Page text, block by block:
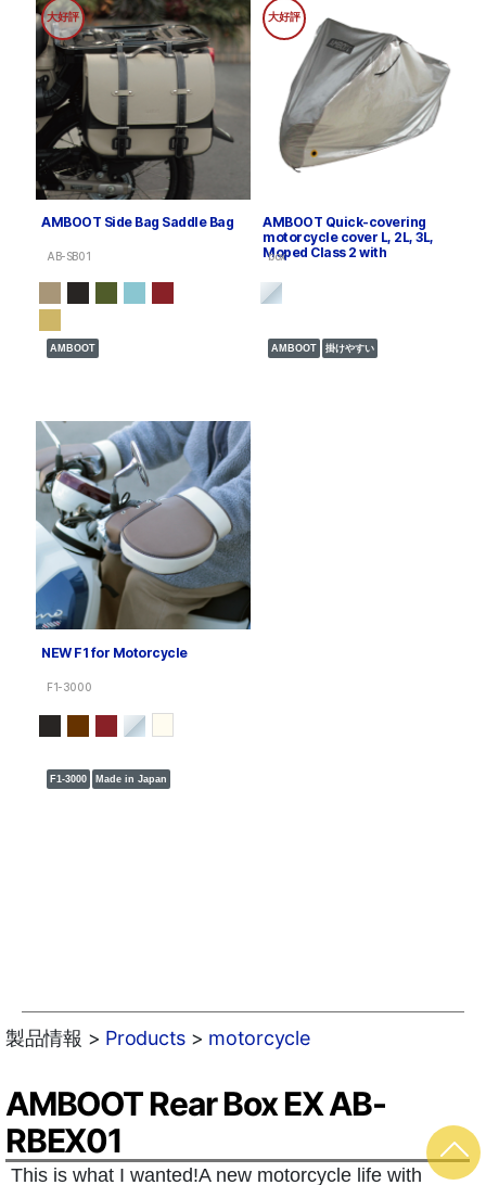
大好評
AMBOOT Side Bag Saddle Bag
AB-SB01
AMBOOT
大好評
AMBOOT Quick-covering
motorcycle cover L, 2L, 3L,
Moped Class 2 with
box
AMBOOT 掛けやすい
NEW F1 for Motorcycle
F1-3000
F1-3000 Made in Japan
製品情報 > Products> motorcycle
AMBOOT Rear Box EX AB-
RBEX01
This is what I wanted!A new motorcycle life with